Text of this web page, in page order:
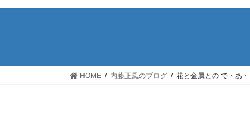
HOME 内藤正風のブログ 花と金属との で・あ